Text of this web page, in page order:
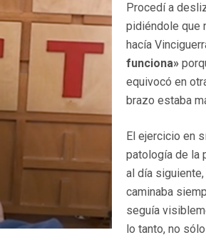
Procedí a
pidiéndole que
hacía
funciona»
equivocó en
brazo estaba
El ejercicio en
patología de la
al día
caminaba
seguía
lo tanto, no